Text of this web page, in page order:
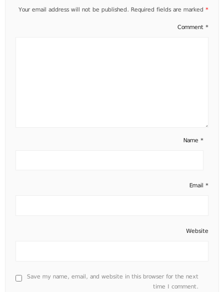
Your email address will not be published. Required fields are marked *
Comment *
Name *
Email *
Website
Save my name, email, and website in this browser for the next
time I comment.